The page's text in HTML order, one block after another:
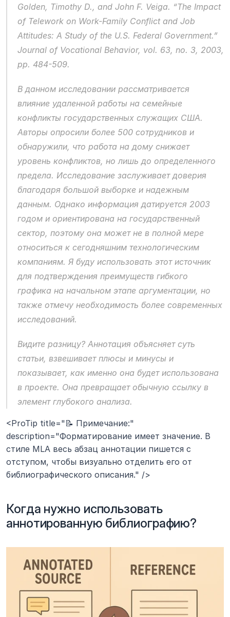
Golden, Timothy D., and John F. Veiga. “The Impact
of Telework on Work-Family Conflict and Job
Journal of Vocational Behavior, vol. 63, no. 3, 2003,
pp. 484-509.
В данном исследовании рассматривается
влияние удаленной работы на семейные
конфликты государственных служащих США.
Авторы опросили более 500 сотрудников и
обнаружили, что работа на дому снижает
уровень конфликтов, но лишь до определенного
предела. Исследование заслуживает доверия
благодаря большой выборке и надежным
данным. Однако информация датируется 2003
годом и ориентирована на государственный
сектор, поэтому она может не в полной мере
относиться к сегодняшним технологическим
компаниям. Я буду использовать этот источник
для подтверждения преимуществ гибкого
графика на начальном этапе аргументации, но
также отмечу необходимость более современных
исследований.
Видите разницу? Аннотация объясняет суть
статьи, взвешивает плюсы и минусы и
показывает, как именно она будет использована
в проекте. Она превращает обычную ссылку в
элемент глубокого анализа.
<ProTip title="📝 Примечание:"
description="Форматирование имеет значение. В
стиле MLA весь абзац аннотации пишется с
отступом, чтобы визуально отделить его от
библиографического описания." />
Когда нужно использовать
аннотированную библиографию?